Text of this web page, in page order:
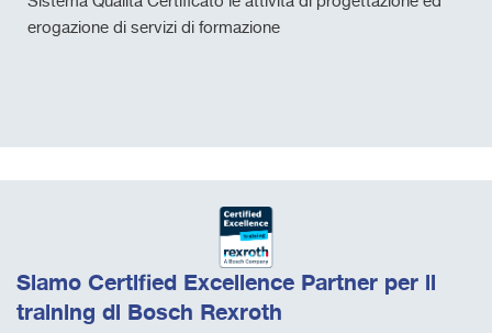
erogazione di servizi di formazione
Siamo Certified Excellence Partner per il
training di Bosch Rexroth